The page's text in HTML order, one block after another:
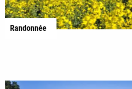
Randonnée